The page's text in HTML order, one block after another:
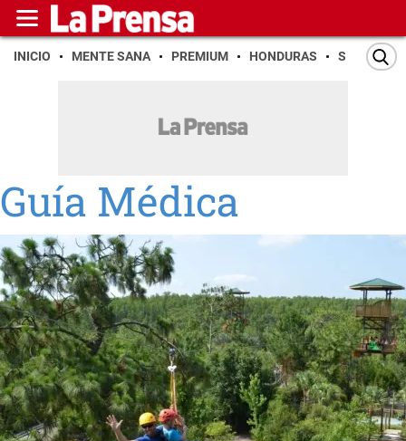
INICIO MENTE SANA PREMIUM HONDURAS SAN PEDRO
Guía Médica